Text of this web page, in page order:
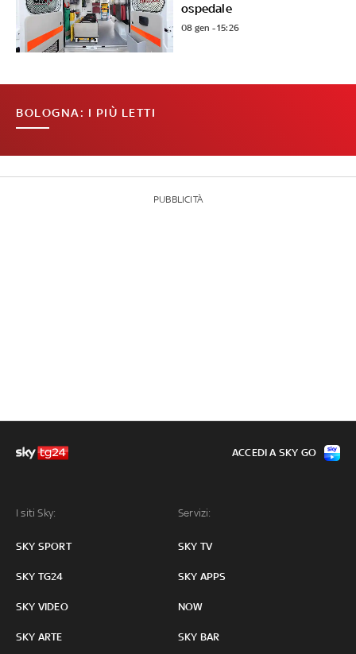
ospedale
08 gen - 15:26
BOLOGNA: I PIÙ LETTI
PUBBLICITÀ
I siti Sky:
SKY SPORT
SKY TG24
SKY VIDEO
SKY ARTE
Servizi:
SKY TV
SKY APPS
NOW
SKY BAR
ACCEDI A SKY GO